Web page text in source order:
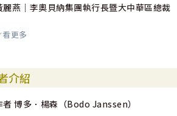
麗燕｜李奧貝納集團執行長暨大中華區總裁
本從「心」出發的書，循序漸進地鼓勵我們
看更多
介紹
者 博多．楊森（Bodo Janssen）